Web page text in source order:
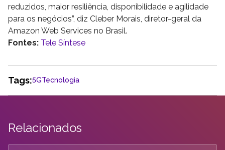
reduzidos, maior resiliência, disponibilidade e agilidade
para os negócios”, diz Cleber Morais, diretor-geral da
Amazon Web Services no Brasil.
Fontes: Tele Síntese
Tags:5GTecnologia
Relacionados